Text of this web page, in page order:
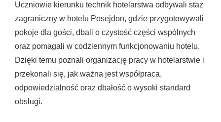
Uczniowie kierunku technik hotelarstwa odbywali staż
zagraniczny w hotelu Posejdon, gdzie przygotowywali
pokoje dla gości, dbali o czystość części wspólnych
oraz pomagali w codziennym funkcjonowaniu hotelu.
Dzięki temu poznali organizację pracy w hotelarstwie i
przekonali się, jak ważna jest współpraca,
odpowiedzialność oraz dbałość o wysoki standard
obsługi.